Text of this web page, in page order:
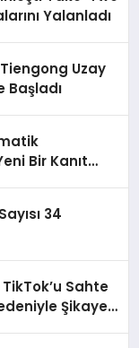
Yalanladı
Tiengong Uzay
Başladı
Bir Kanıt
34
Sahte
Şikayet